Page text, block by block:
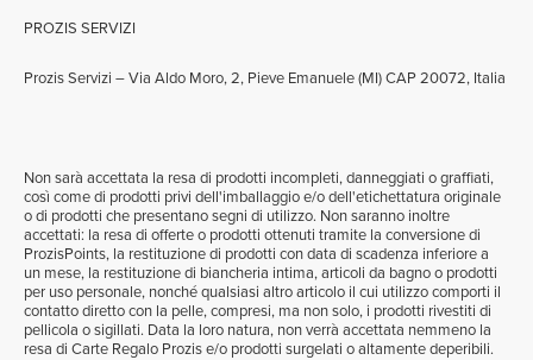
PROZIS SERVIZI
Prozis Servizi – Via Aldo Moro, 2, Pieve Emanuele (MI) CAP 20072, Italia
Non sarà accettata la resa di prodotti incompleti, danneggiati o graffiati,
così come di prodotti privi dell'imballaggio e/o dell'etichettatura originale
o di prodotti che presentano segni di utilizzo. Non saranno inoltre
accettati: la resa di offerte o prodotti ottenuti tramite la conversione di
ProzisPoints, la restituzione di prodotti con data di scadenza inferiore a
un mese, la restituzione di biancheria intima, articoli da bagno o prodotti
per uso personale, nonché qualsiasi altro articolo il cui utilizzo comporti il
contatto diretto con la pelle, compresi, ma non solo, i prodotti rivestiti di
pellicola o sigillati. Data la loro natura, non verrà accettata nemmeno la
resa di Carte Regalo Prozise/o prodotti surgelati o altamente deperibili.